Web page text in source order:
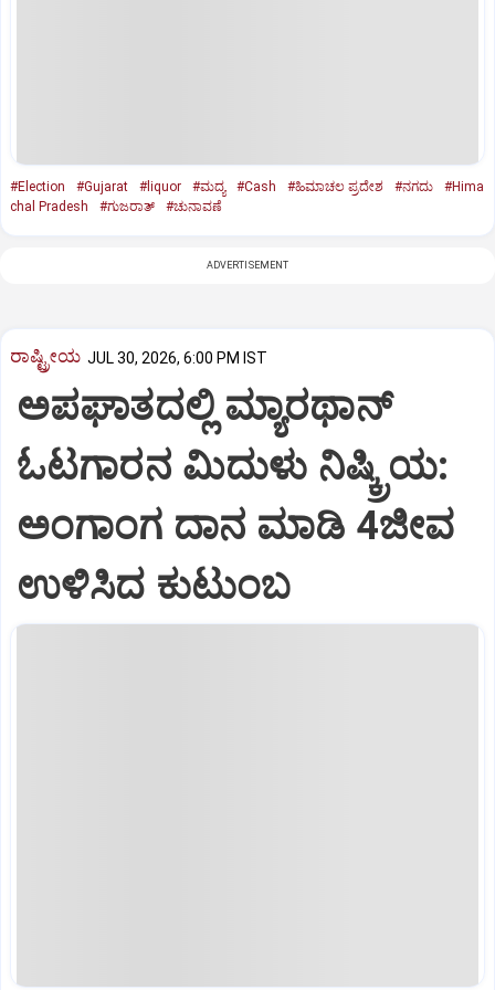
#Election #Gujarat #liquor #ಮದ್ಯ #Cash #ಹಿಮಾಚಲ ಪ್ರದೇಶ #ನಗದು
#Hima
chal Pradesh
#ಗುಜರಾತ್‌ #ಚುನಾವಣೆ
ADVERTISEMENT
ರಾಷ್ಟ್ರೀಯ JUL 30, 2026, 6:00 PM IST
ಅಪಘಾತದಲ್ಲಿ ಮ್ಯಾರಥಾನ್
ಓಟಗಾರನ ಮಿದುಳು ನಿಷ್ಕ್ರಿಯ:
ಅಂಗಾಂಗ ದಾನ ಮಾಡಿ 4ಜೀವ
ಉಳಿಸಿದ ಕುಟುಂಬ